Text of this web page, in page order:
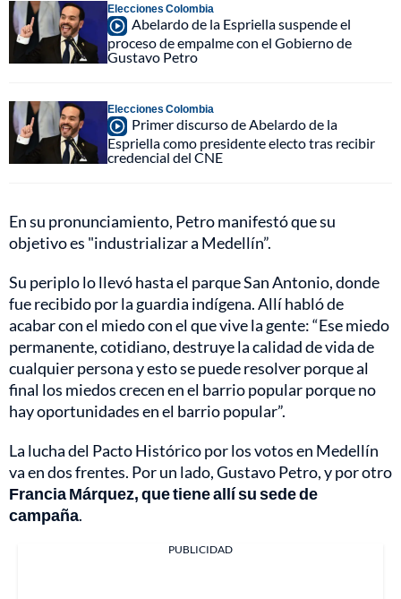
Elecciones Colombia
Abelardo de la Espriella suspende el
proceso de empalme con el Gobierno de
Gustavo Petro
Elecciones Colombia
Primer discurso de Abelardo de la
Espriella como presidente electo tras recibir
credencial del CNE
En su pronunciamiento, Petro manifestó que su
objetivo es "industrializar a Medellín”.
Su periplo lo llevó hasta el parque San Antonio, donde
fue recibido por la guardia indígena. Allí habló de
acabar con el miedo con el que vive la gente: “Ese miedo
permanente, cotidiano, destruye la calidad de vida de
cualquier persona y esto se puede resolver porque al
final los miedos crecen en el barrio popular porque no
hay oportunidades en el barrio popular”.
La lucha del Pacto Histórico por los votos en Medellín
va en dos frentes. Por un lado, Gustavo Petro, y por otro
Francia Márquez, que tiene allí su sede de
campaña.
PUBLICIDAD